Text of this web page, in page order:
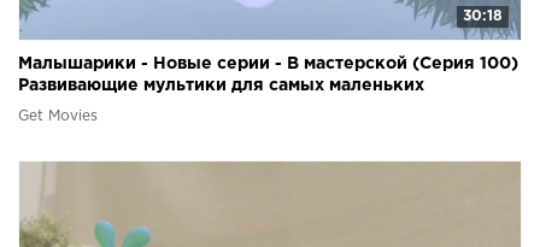
30:18
Малышарики - Новые серии - В мастерской (Серия 100)
Развивающие мультики для самых маленьких
Get Movies